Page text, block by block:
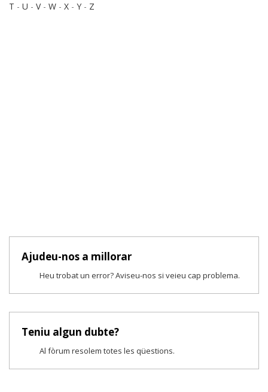
T - U - V- W - X - Y - Z
Ajudeu-nos a millorar
Heu trobat un error? Aviseu-nos si veieu cap problema.
Teniu algun dubte?
Al fòrum resolem totes les qüestions.